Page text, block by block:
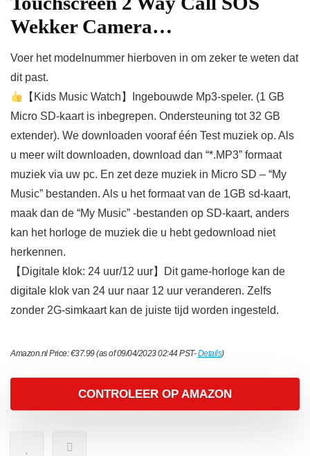
Wekker Camera…
Voer het modelnummer hierboven in om zeker te weten dat
dit past.
【Kids Music Watch】Ingebouwde Mp3-speler. (1 GB
Micro SD-kaart is inbegrepen. Ondersteuning tot 32 GB
extender). We downloaden vooraf één Test muziek op. Als
u meer wilt downloaden, download dan “*.MP3” formaat
muziek via uw pc. En zet deze muziek in Micro SD – “My
Music” bestanden. Als u het formaat van de 1GB sd-kaart,
maak dan de “My Music” -bestanden op SD-kaart, anders
kan het horloge de muziek die u hebt gedownload niet
herkennen.
【Digitale klok: 24 uur/12 uur】Dit game-horloge kan de
digitale klok van 24 uur naar 12 uur veranderen. Zelfs
zonder 2G-simkaart kan de juiste tijd worden ingesteld.
Amazon.nl Price:€37.99(as of 09/04/2023 02:44 PST-Details)
CONTROLEER OP AMAZON